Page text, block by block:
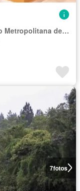
Região Imediata de São Paulo, Região Metropolitana de São Paulo
7fotos